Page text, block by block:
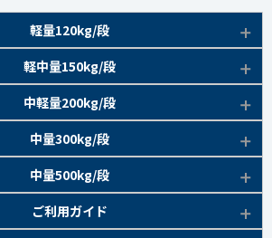
軽量120kg/段
グレー
ボルト 特長
セミボルト 特長
ルト 特長
軽中量150kg/段
一覧
中軽量200kg/段
中量300kg/段
グリーン中量500kg/段
グリーンご利用ガイド